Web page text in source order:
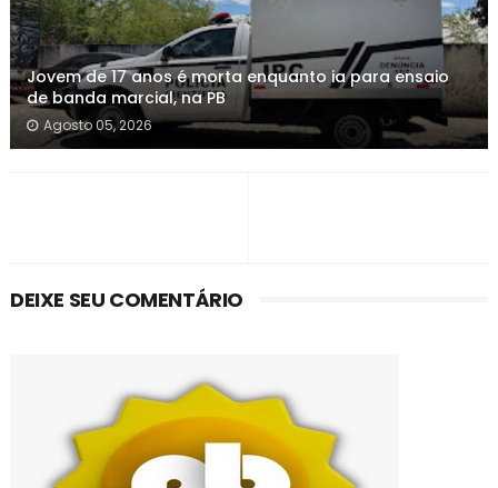
Jovem de 17 anos é morta enquanto ia para ensaio
de banda marcial, na PB
Agosto 05, 2026
DEIXE SEU COMENTÁRIO